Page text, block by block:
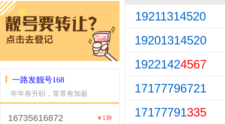
一路发靓号168
年年有升职，常常有加薪
16735616872 ￥139
19211314520
19201314520
19221424567
17177796721
17177791335